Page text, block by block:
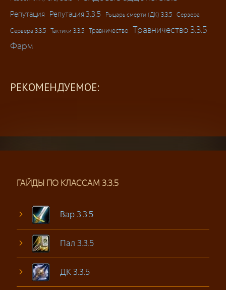
Репутация Репутация 3.3.5 Рыцарь смерти (ДК) 3.3.5 Сервера
Сервера 3.3.5 Тактики 3.3.5 Травничество Травничество 3.3.5
Фарм
РЕКОМЕНДУЕМОЕ:
ГАЙДЫ ПО КЛАССАМ 3.3.5
Вар 3.3.5
Пал 3.3.5
ДК 3.3.5